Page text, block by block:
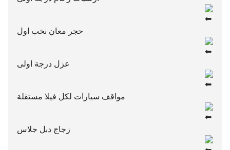
حجر معان نخب اول
عزل درجة اولى
مواقف سيارات لكل فيلا مستقلة
زجاج دبل جلاس